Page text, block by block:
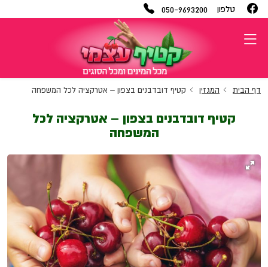
טלפון 050-9693200
דף הבית המגזין קטיף דובדבנים בצפון – אטרקציה לכל המשפחה
קטיף דובדבנים בצפון – אטרקציה לכל
המשפחה